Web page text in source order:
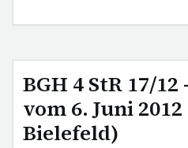
BGH 4 StR 17/
vom 6. Juni 2012
Bielefeld)